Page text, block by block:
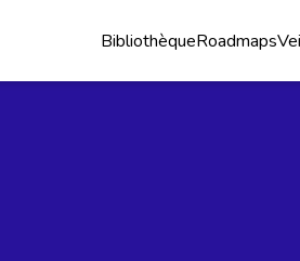
BibliothèqueRoadmaps